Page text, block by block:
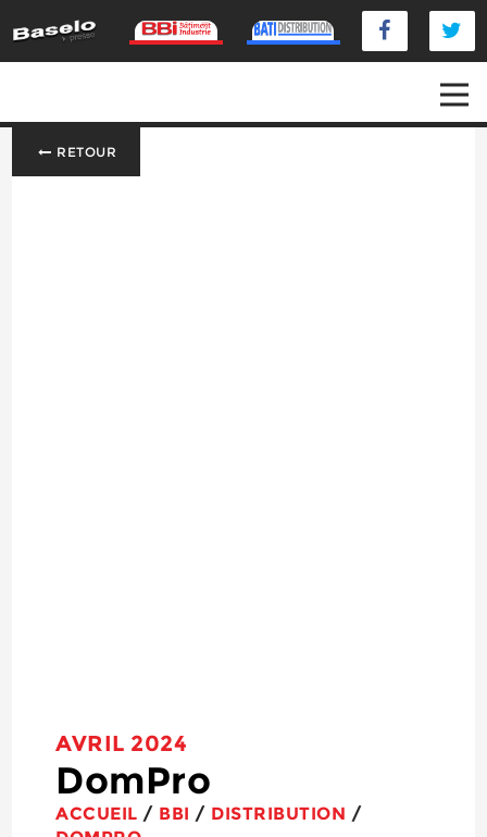
RETOUR
AVRIL 2024
DomPro
ACCUEIL / BBI / DISTRIBUTION /